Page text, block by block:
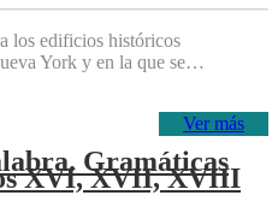
los edificios históricos
York y en la que se…
Ver más
Gramáticas
XVI, XVII, XVIII